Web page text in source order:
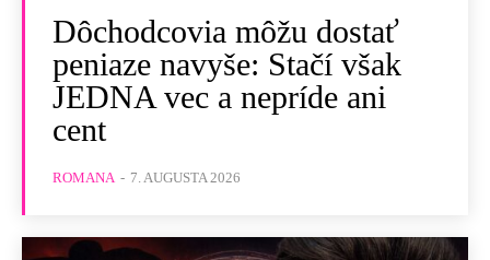
Dôchodcovia môžu dostať
peniaze navyše: Stačí však
JEDNA vec a nepríde ani
cent
ROMANA - 7. AUGUSTA 2026